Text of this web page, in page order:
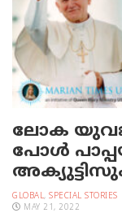
ലോക
പോൾ
GLOBAL, SPECIAL STORIES
MAY 21, 2022